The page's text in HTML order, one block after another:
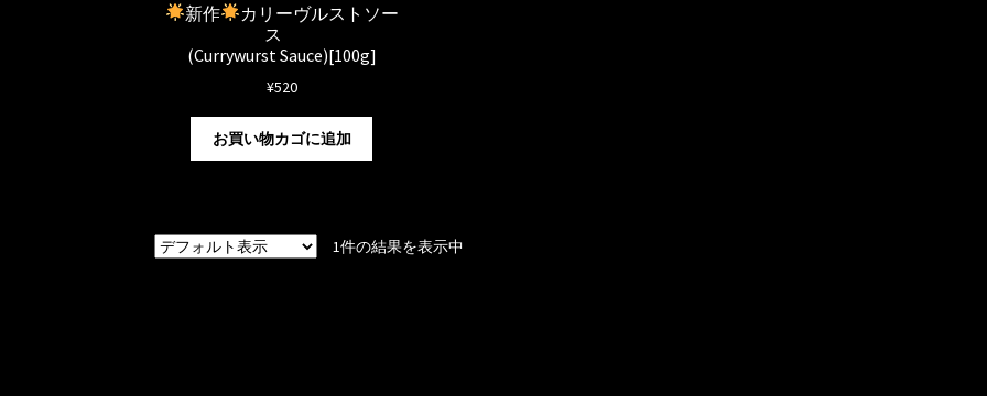
新作
カリーヴルストソー
ス
(Currywurst Sauce)[100g]
¥520
お買い物カゴに追加
1件の結果を表示中